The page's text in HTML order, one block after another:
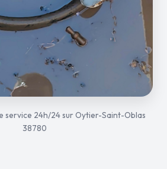
service 24h/24 sur Oytier-Saint-Oblas
38780